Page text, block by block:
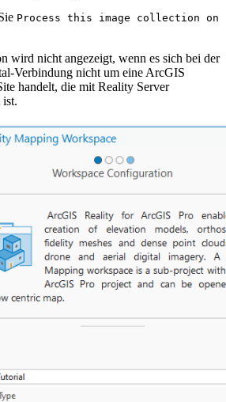
Process this image collection on
wird nicht angezeigt, wenn es sich bei der
Verbindung nicht um eine ArcGIS
handelt, die mit Reality Server